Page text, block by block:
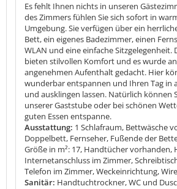
Es fehlt Ihnen nichts in unseren
des Zimmers fühlen Sie sich sofort in
Umgebung. Sie verfügen über ein
Bett, ein eigenes Badezimmer, einen
WLAN und eine einfache Sitzgelegenheit.
bieten stilvollen Komfort und es wurde
angenehmen Aufenthalt gedacht. Hier
wunderbar entspannen und Ihren Tag in
und ausklingen lassen. Natürlich können
unserer Gaststube oder bei schönen
guten Essen entspanne.
Ausstattung: 1 Schlafraum, Bettwäsche
Doppelbett, Fernseher, Fußende der
Größe in m²: 17, Handtücher vorhanden,
Internetanschluss im Zimmer,
Telefon im Zimmer, Weckeinrichtung,
Sanitär: Handtuchtrockner, WC und